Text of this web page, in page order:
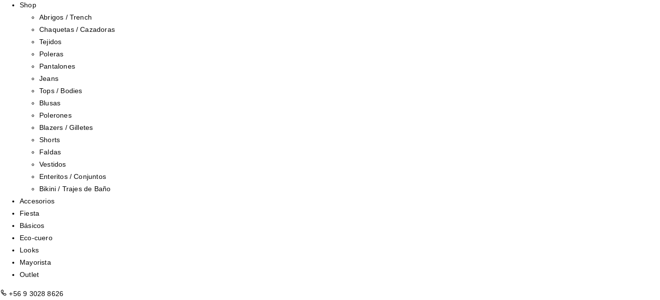
Shop
Abrigos / Trench
Chaquetas / Cazadoras
Tejidos
Poleras
Pantalones
Jeans
Tops / Bodies
Blusas
Polerones
Blazers / Gilletes
Shorts
Faldas
Vestidos
Enteritos / Conjuntos
Bikini / Trajes de Baño
Accesorios
Fiesta
Básicos
Eco-cuero
Looks
Mayorista
Outlet
+56 9 3028 8626